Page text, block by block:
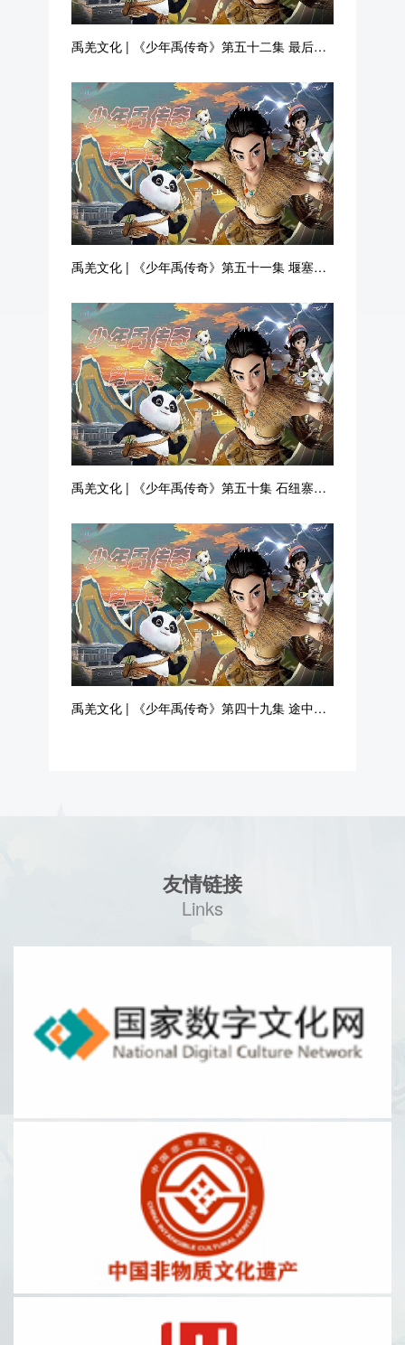
禹羌文化 | 《少年禹传奇》第五十二集 最后的
禹羌文化 | 《少年禹传奇》第五十一集 堰塞湖
禹羌文化 | 《少年禹传奇》第五十集 石纽寨治
禹羌文化 | 《少年禹传奇》第四十九集 途中抢
友情链接
Links